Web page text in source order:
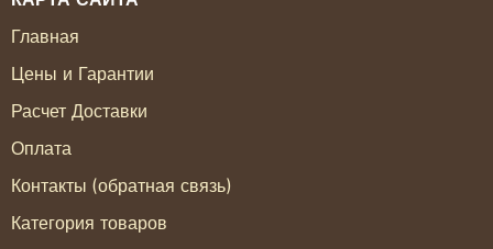
Главная
Цены и Гарантии
Расчет Доставки
Оплата
Контакты (обратная связь)
Категория товаров